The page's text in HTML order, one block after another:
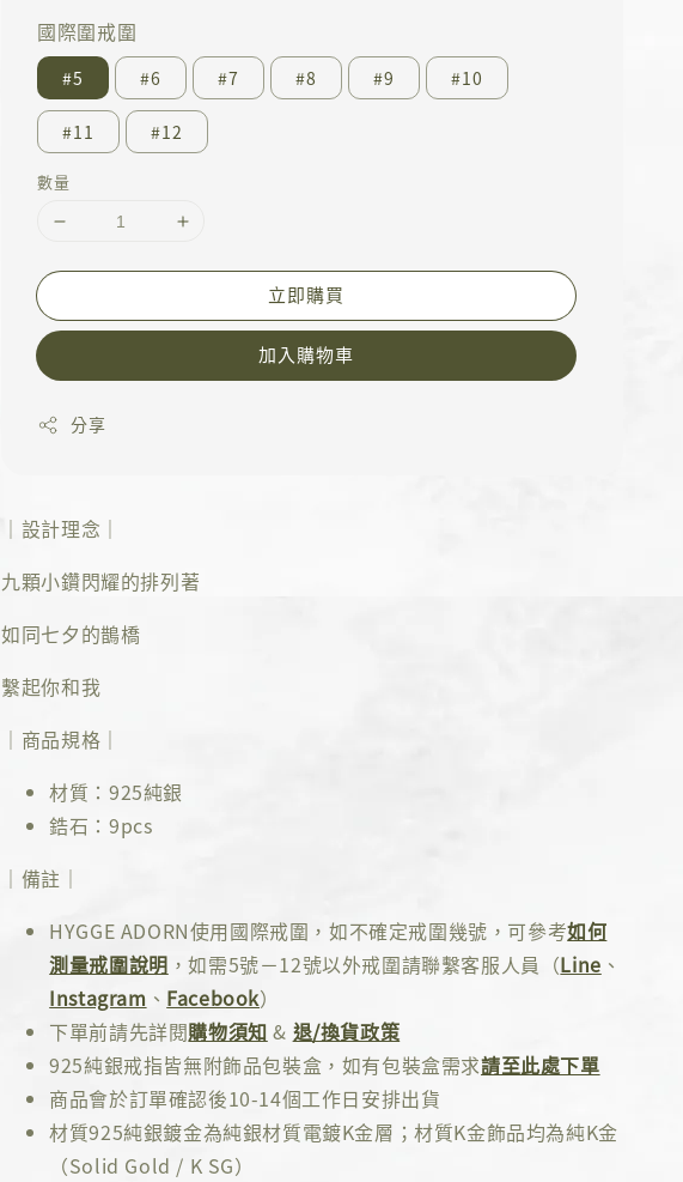
國際圍戒圍
#5 #6 #7 #8 #9 #10
#11 #12
數量
立即購買
加入購物車
分享
｜設計理念｜
九顆小鑽閃耀的排列著
如同七夕的鵲橋
繫起你和我
｜商品規格｜
材質：925純銀
鋯石：9pcs
｜備註｜
HYGGE ADORN使用國際戒圍，如不確定戒圍幾號，可參考如何
測量戒圍說明 ，如需5號－12號以外戒圍請聯繫客服人員（Line 、
Instagram 、 Facebook）
下單前請先詳閱購物須知 & 退/換貨政策
925純銀戒指皆無附飾品包裝盒，如有包裝盒需求請至此處下單
商品會於訂單確認後10-14個工作日安排出貨
材質925純銀鍍金為純銀材質電鍍K金層；材質K金飾品均為純K金
（Solid Gold / K SG）